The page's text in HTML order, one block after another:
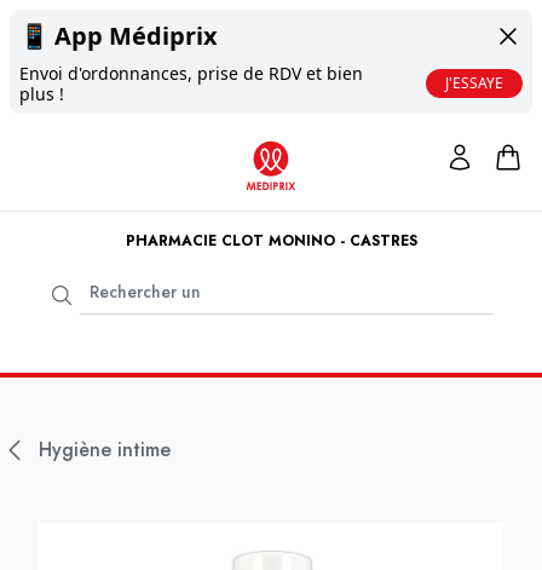
📱 App Médiprix
Envoi d'ordonnances, prise de RDV et bien
plus !
J'ESSAYE
PHARMACIE CLOT MONINO - CASTRES
Hygiène intime